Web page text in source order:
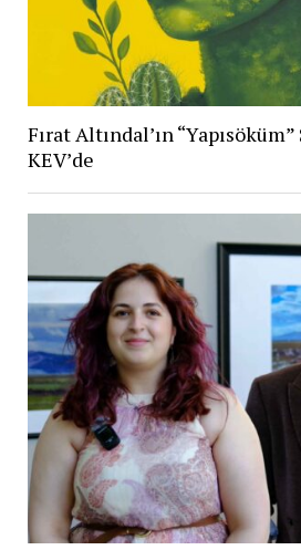
Fırat Altındal’ın
KEV’de